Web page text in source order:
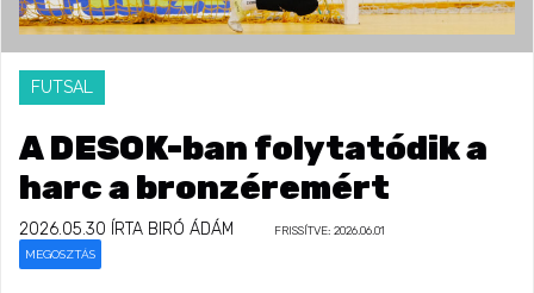
FUTSAL
A DESOK-ban folytatódik a
harc a bronzéremért
2026.05.30 ÍRTA BIRÓ ÁDÁM FRISSÍTVE: 2026.06.01
MEGOSZTÁS